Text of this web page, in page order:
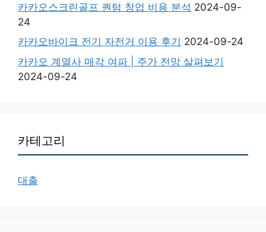
카카오스크린골프 퀀텀 창업 비용 분석 2024-09-
24
카카오바이크 전기 자전거 이용 후기 2024-09-24
카카오 계열사 매각 여파 | 주가 전망 살펴보기
2024-09-24
카테고리
대출